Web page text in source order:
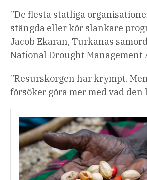
”De flesta statliga
stängda eller kör slankare
Jacob Ekaran, Turkanas
National Drought Management
”Resurskorgen har krympt.
försöker göra mer med vad den